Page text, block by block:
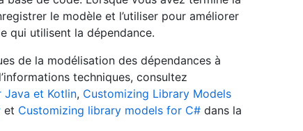
le modèle et l’utiliser pour améliorer
qui utilisent la dépendance.
de la modélisation des dépendances à
techniques, consultez
Java et Kotlin, Customizing Library Models
et Customizing library models for C# dans la